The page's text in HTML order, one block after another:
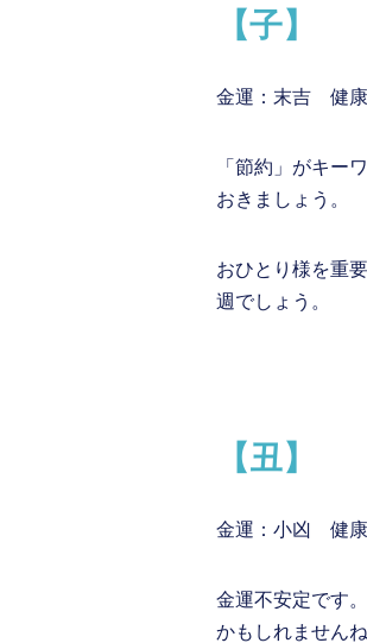
【子】
金運：末吉 健
「節約」がキー
おきましょう。
おひとり様を重
週でしょう。
【丑】
金運：小凶 健康
金運不安定です
かもしれませんね